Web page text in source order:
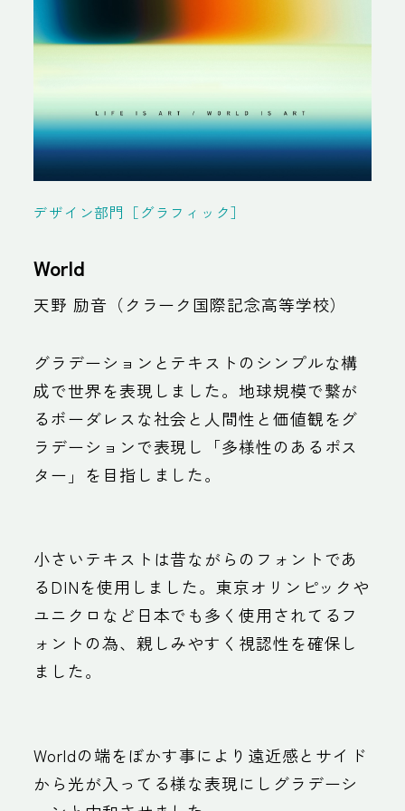
デザイン部門［グラフィック］
World
天野 励音（クラーク国際記念高等学校）
グラデーションとテキストのシンプルな構
成で世界を表現しました。地球規模で繋が
るボーダレスな社会と人間性と価値観をグ
ラデーションで表現し「多様性のあるポス
ター」を目指しました。
小さいテキストは昔ながらのフォントであ
るDINを使用しました。東京オリンピックや
ユニクロなど日本でも多く使用されてるフ
ォントの為、親しみやすく視認性を確保し
ました。
Worldの端をぼかす事により遠近感とサイド
から光が入ってる様な表現にしグラデーシ